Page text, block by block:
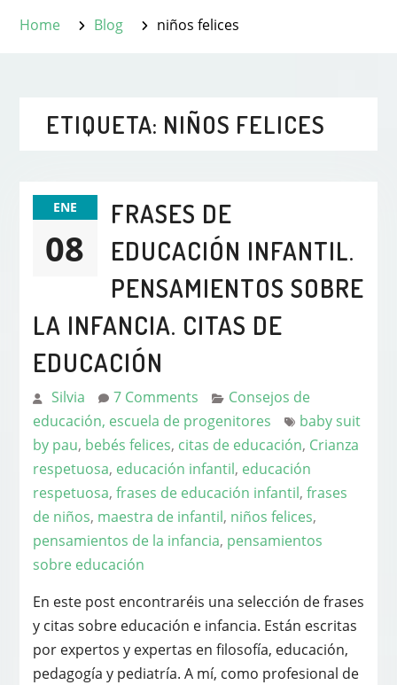
Home Blog niños felices
ETIQUETA: NIÑOS FELICES
ENE
08
FRASES DE
EDUCACIÓN INFANTIL.
PENSAMIENTOS SOBRE
LA INFANCIA. CITAS DE
EDUCACIÓN
Silvia 7 Comments
Consejos de
educación, escuela de progenitores
baby suit
by pau, bebés felices, citas de educación, Crianza
respetuosa, educación infantil, educación
respetuosa, frases de educación infantil, frases
de niños, maestra de infantil, niños felices,
pensamientos de la infancia, pensamientos
sobre educación
En este post encontraréis una selección de frases
y citas sobre educación e infancia. Están escritas
por expertos y expertas en filosofía, educación,
pedagogía y pediatría. A mí, como profesional de